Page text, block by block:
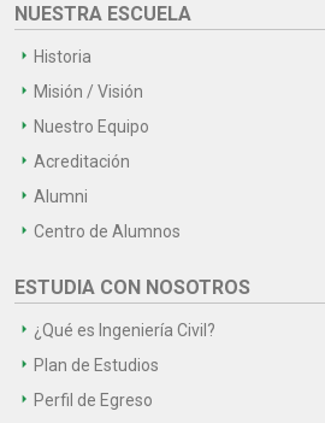
NUESTRA ESCUELA
Historia
Misión / Visión
Nuestro Equipo
Acreditación
Alumni
Centro de Alumnos
ESTUDIA CON NOSOTROS
¿Qué es Ingeniería Civil?
Plan de Estudios
Perfil de Egreso